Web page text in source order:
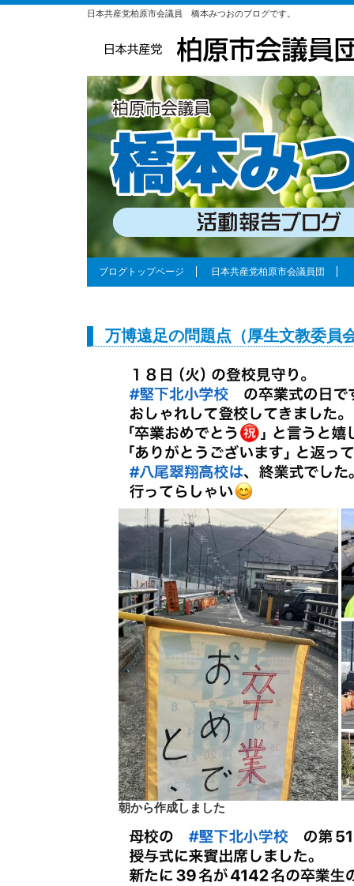
日本共産党柏原市会議員 橋本みつおのブログです。
ブログトップページ 日本共産党柏原市会議員団
万博遠足の問題点（厚生文教委員
朝から作成しました